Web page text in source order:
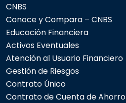
CNBS
Conoce y Compara – CNBS
Educación Financiera
Activos Eventuales
Atención al Usuario Financiero
Gestión de Riesgos
Contrato Único
Contrato de Cuenta de Ahorro